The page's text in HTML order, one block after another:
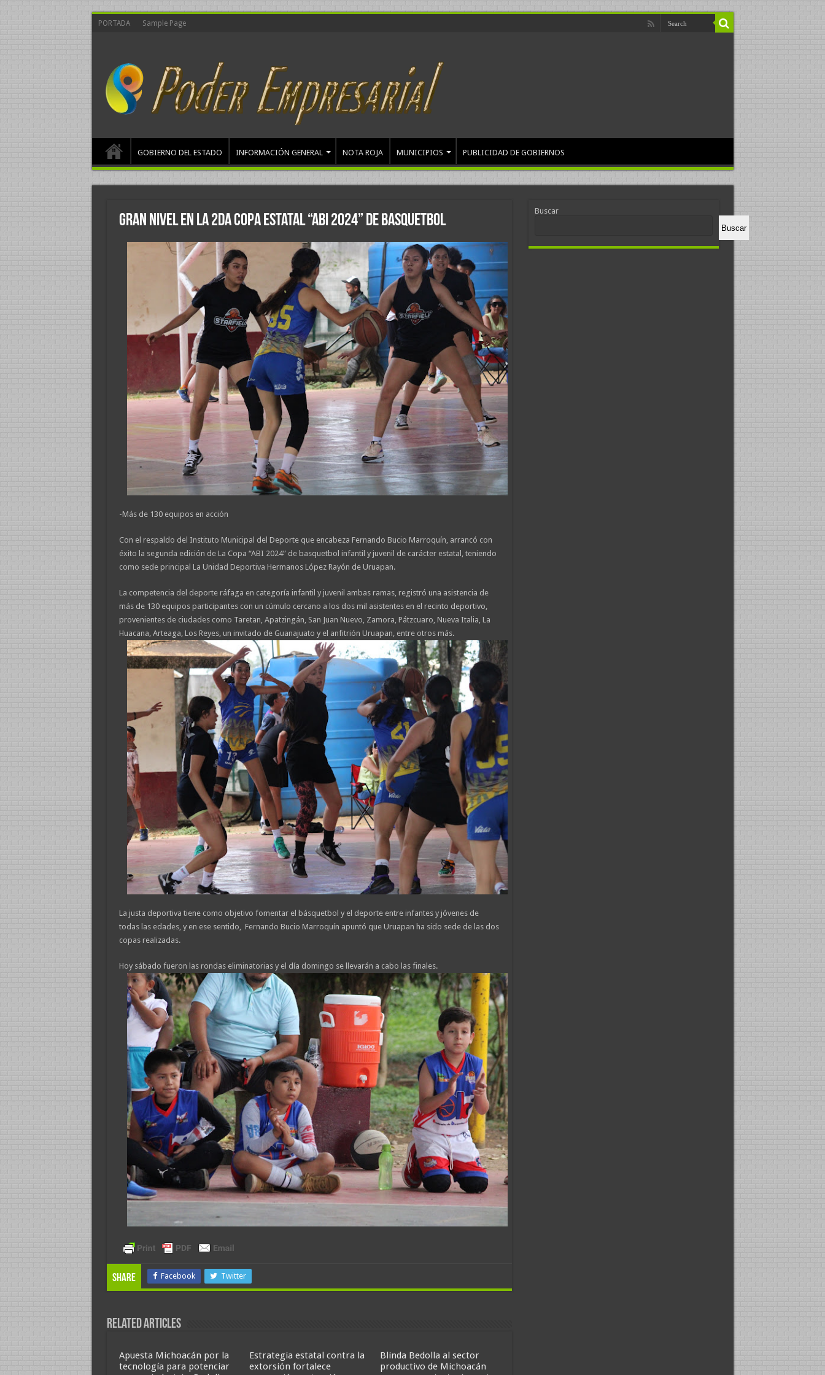
PORTADA Sample Page
GOBIERNO DEL ESTADO INFORMACIÓN GENERAL NOTA ROJA MUNICIPIOS PUBLICIDAD DE GOBIERNOS
Gran nivel en la 2da Copa Estatal “ABI 2024” de Basquetbol
-Más de 130 equipos en acción
Con el respaldo del Instituto Municipal del Deporte que encabeza Fernando Bucio Marroquín, arrancó con
éxito la segunda edición de La Copa “ABI 2024” de basquetbol infantil y juvenil de carácter estatal, teniendo
como sede principal La Unidad Deportiva Hermanos López Rayón de Uruapan.
La competencia del deporte ráfaga en categoría infantil y juvenil ambas ramas, registró una asistencia de
más de 130 equipos participantes con un cúmulo cercano a los dos mil asistentes en el recinto deportivo,
provenientes de ciudades como Taretan, Apatzingán, San Juan Nuevo, Zamora, Pátzcuaro, Nueva Italia, La
Huacana, Arteaga, Los Reyes, un invitado de Guanajuato y el anfitrión Uruapan, entre otros más.
La justa deportiva tiene como objetivo fomentar el básquetbol y el deporte entre infantes y jóvenes de
todas las edades, y en ese sentido, Fernando Bucio Marroquín apuntó que Uruapan ha sido sede de las dos
copas realizadas.
Hoy sábado fueron las rondas eliminatorias y el día domingo se llevarán a cabo las finales.
Share Facebook Twitter
Related Articles
Apuesta Michoacán por la
tecnología para potenciar
Estrategia estatal contra la
extorsión fortalece
Blinda Bedolla al sector
productivo de Michoacán
Buscar
Buscar